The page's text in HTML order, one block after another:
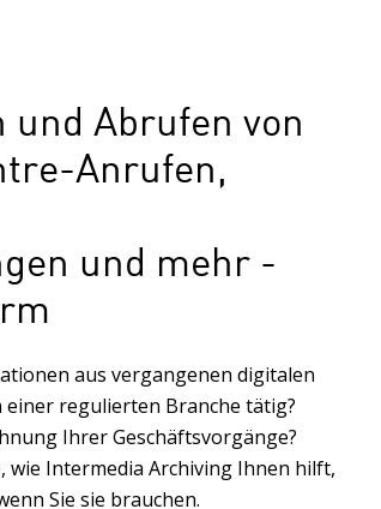
und Abrufen von
Anrufen,
und mehr -
aus vergangenen digitalen
einer regulierten Branche tätig?
Ihrer Geschäftsvorgänge?
wie Intermedia Archiving Ihnen hilft,
Sie sie brauchen.